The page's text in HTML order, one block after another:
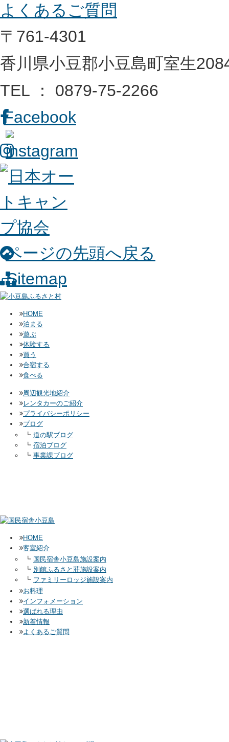
よくあるご質問
〒761-4301
香川県小豆郡小豆島町室生
TEL ： 0879-75-2266
Facebook
ページの先頭へ戻る
Sitemap
HOME
泊まる
遊ぶ
体験する
買う
合宿する
食べる
周辺観光地紹介
レンタカーのご紹介
プライバシーポリシー
ブログ
┗ 道の駅ブログ
┗ 宿泊ブログ
┗ 事業課ブログ
HOME
客室紹介
┗ 国民宿舎小豆島施設案内
┗ 別館ふるさと荘施設案内
┗ ファミリーロッジ施設案内
お料理
インフォメーション
選ばれる理由
新着情報
よくあるご質問